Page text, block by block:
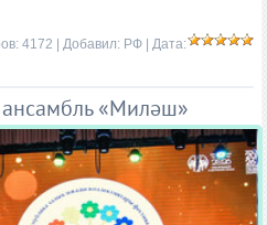
4172 | Добавил: РФ | Дата:
«Миләш»